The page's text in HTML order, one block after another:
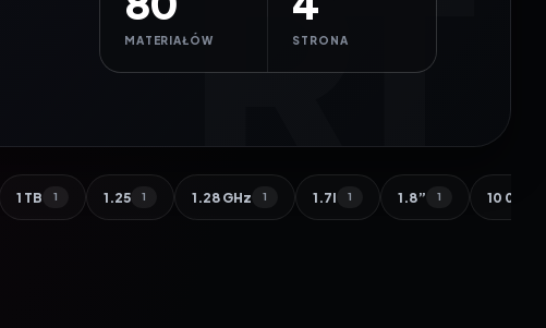
MATERIAŁÓW STRONA
1 TB 1 1.25 1 1.28 GHz 1 1.7l 1 1.8” 1 10 000